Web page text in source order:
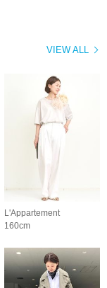
VIEW ALL
L'Appartement
160cm